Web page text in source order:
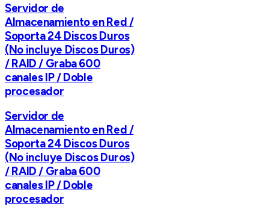
Servidor de
Almacenamiento en Red /
Soporta 24 Discos Duros
(No incluye Discos Duros)
/ RAID / Graba 600
canales IP / Doble
procesador
Servidor de
Almacenamiento en Red /
Soporta 24 Discos Duros
(No incluye Discos Duros)
/ RAID / Graba 600
canales IP / Doble
procesador